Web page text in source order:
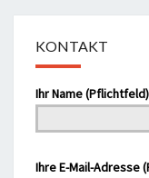
KONTAKT
Bitte lasse dieses
Ihr Name (Pflichtfeld)
Ihre E-Mail-Adresse